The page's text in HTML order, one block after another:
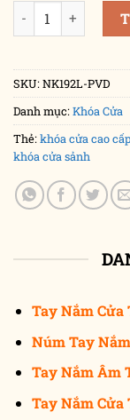
Khóa cửa chính
SKU:NK192L-PVD
Danh mục:Khóa Cửa
Thẻ:khóa cửa cao cấp
khóa cửa sảnh
Tay Nắm Cửa
Núm Tay
Tay Nắm Âm
Tay Nắm Cửa